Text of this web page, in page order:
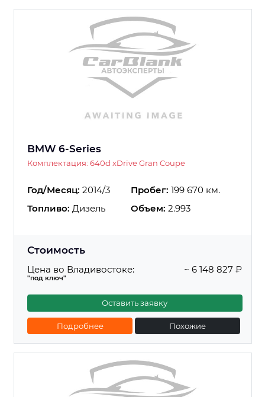
BMW 6-Series
Комплектация: 640d xDrive Gran Coupe
Год/Месяц: 2014/3 Пробег: 199 670 км.
Топливо: Дизель Объем: 2.993
Стоимость
Цена во Владивостоке:
"под ключ"
~ 6 148 827 ₽
Оставить заявку
Подробнее Похожие